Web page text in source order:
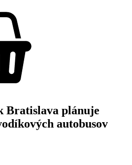
Bratislava plánuje
autobusov